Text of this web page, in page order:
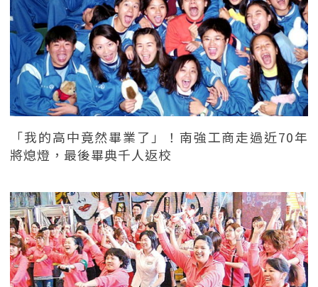
「我的高中竟然畢業了」！南強工商走過近70年
將熄燈，最後畢典千人返校